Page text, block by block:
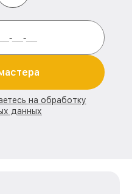
на обработку
данных